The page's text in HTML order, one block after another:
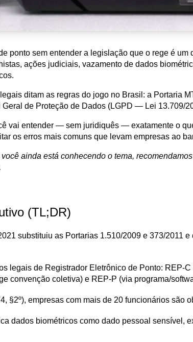
ponto sem entender a legislação que o rege é
ações judiciais, vazamento de dados
ditam as regras do jogo no Brasil: a Portaria
Geral de Proteção de Dados (LGPD — Lei 13.709/
vai entender — sem juridiquês — exatamente o
os erros mais comuns que levam empresas ao
ainda está conhecendo o tema,
(TL;DR)
substituiu as Portarias 1.510/2009 e 373/2011
legais de Registrador Eletrônico de Ponto: REP-
convenção coletiva) e REP-P (via programa/
§2º), empresas com mais de 20 funcionários são
dados biométricos como dado pessoal sensível,